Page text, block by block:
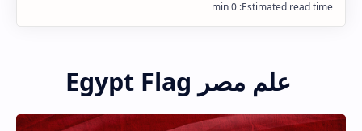
علم مصر Egypt Flag